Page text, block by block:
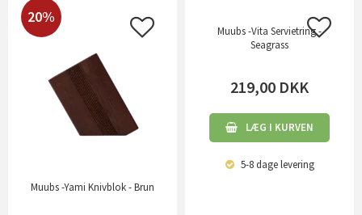
20%
Muubs -Yami Knivblok - Brun
Muubs -Vita Servietring -
Seagrass
219,00 DKK
LÆG I KURVEN
5-8 dagelevering